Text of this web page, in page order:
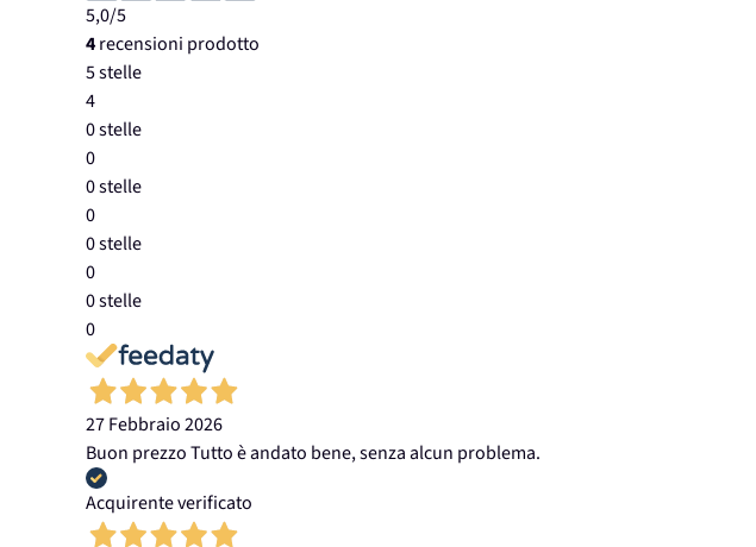
5,0/5
4recensioni prodotto
5 stelle
4
0 stelle
0
0 stelle
0
0 stelle
0
0 stelle
0
27 Febbraio 2026
Buon prezzo Tutto è andato bene, senza alcun problema.
Acquirente verificato